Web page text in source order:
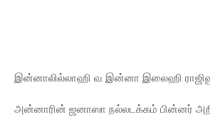
இன்னாலில்லாஹி வ இன்னா இலைஹி
அன்னாரின் ஜனாஸா நல்லடக்கம் பின்னர்